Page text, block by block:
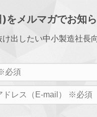
をメルマガでお知
出したい中小製造社長